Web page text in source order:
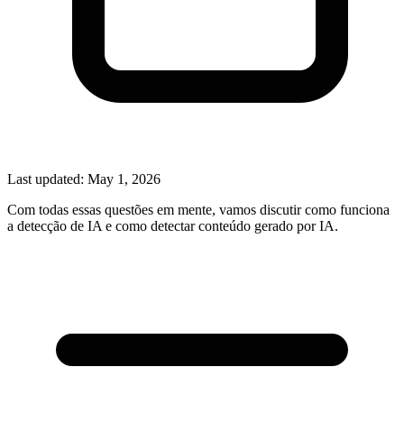
Last updated: May 1, 2026
Com todas essas questões em mente, vamos discutir como funciona
a detecção de IA e como detectar conteúdo gerado por IA.